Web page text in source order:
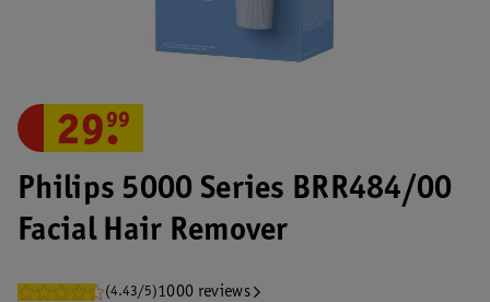
Philips 5000 Series BRR484/00
Facial Hair Remover
(4.43/5)1000 reviews
29.
99